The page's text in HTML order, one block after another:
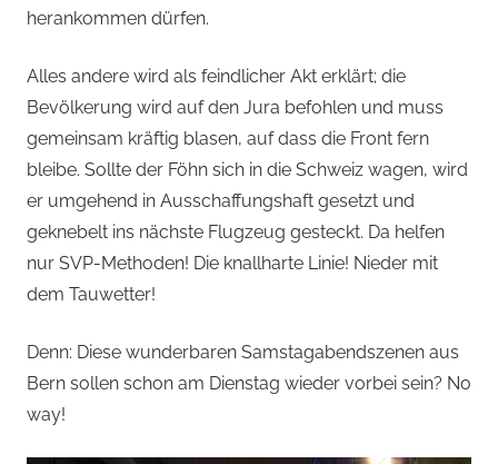
herankommen dürfen.
Alles andere wird als feindlicher Akt erklärt; die
Bevölkerung wird auf den Jura befohlen und muss
gemeinsam kräftig blasen, auf dass die Front fern
bleibe. Sollte der Föhn sich in die Schweiz wagen, wird
er umgehend in Ausschaffungshaft gesetzt und
geknebelt ins nächste Flugzeug gesteckt. Da helfen
nur SVP-Methoden! Die knallharte Linie! Nieder mit
dem Tauwetter!
Denn: Diese wunderbaren Samstagabendszenen aus
Bern sollen schon am Dienstag wieder vorbei sein? No
way!